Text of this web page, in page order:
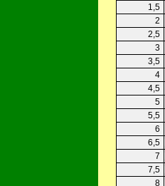
1,5
2
2,5
3
3,5
4
4,5
5
5,5
6
6,5
7
7,5
8